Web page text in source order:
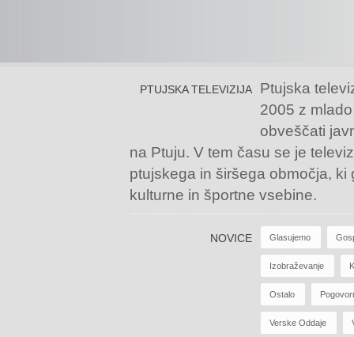
PTUJSKA TELEVIZIJA
Ptujska
2005 z
obveščati
na Ptuju. V tem času se je
ptujskega in širšega območja,
kulturne in športne vsebine.
NOVICE Glasujemo
Izobraževanje
Ostalo
Verske Oddaje